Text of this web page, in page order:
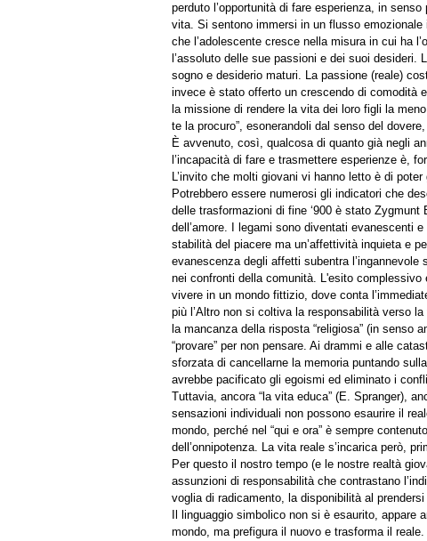
perduto l’opportunità di fare esperienza, in
vita. Si sentono immersi in un flusso
che l’adolescente cresce nella misura in cui ha
l’assoluto delle sue passioni e dei suoi
sogno e desiderio maturi. La passione (reale)
invece è stato offerto un crescendo di comodità
la missione di rendere la vita dei loro figli la
te la procuro”, esonerandoli dal senso del
È avvenuto, così, qualcosa di quanto già negli
l’incapacità di fare e trasmettere esperienze è,
L’invito che molti giovani vi hanno letto è di
Potrebbero essere numerosi gli indicatori che
delle trasformazioni di fine ‘900 è stato
dell’amore. I legami sono diventati evanescenti
stabilità del piacere ma un’affettività inquieta e
evanescenza degli affetti subentra
nei confronti della comunità. L'esito
vivere in un mondo fittizio, dove conta
più l’Altro non si coltiva la responsabilità verso
la mancanza della risposta “religiosa” (in
“provare” per non pensare. Ai drammi e alle
sforzata di cancellarne la memoria puntando
avrebbe pacificato gli egoismi ed eliminato i
Tuttavia, ancora “la vita educa” (E. Spranger),
sensazioni individuali non possono esaurire il
mondo, perché nel “qui e ora” è sempre
dell’onnipotenza. La vita reale s’incarica però,
Per questo il nostro tempo (e le nostre realtà
assunzioni di responsabilità che contrastano
voglia di radicamento, la disponibilità al
Il linguaggio simbolico non si è esaurito,
mondo, ma prefigura il nuovo e trasforma il